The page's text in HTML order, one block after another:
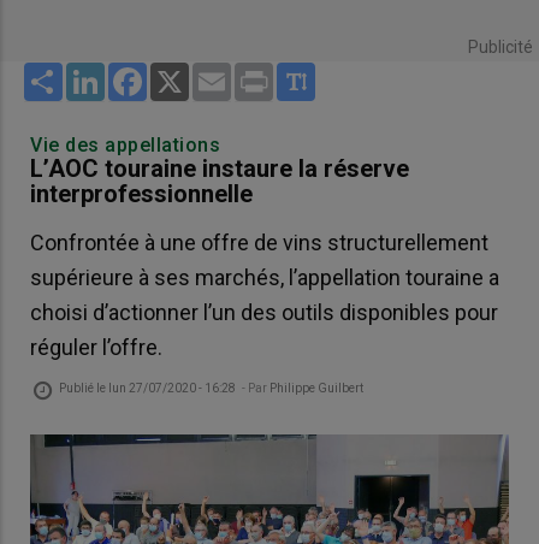
Publicité
Share LinkedInFacebook
X Email Print
Vie des appellations
L’AOC touraine instaure la réserve
interprofessionnelle
Confrontée à une offre de vins structurellement
supérieure à ses marchés, l’appellation touraine a
choisi d’actionner l’un des outils disponibles pour
réguler l’offre.
Publié le lun 27/07/2020 - 16:28 - Par Philippe Guilbert